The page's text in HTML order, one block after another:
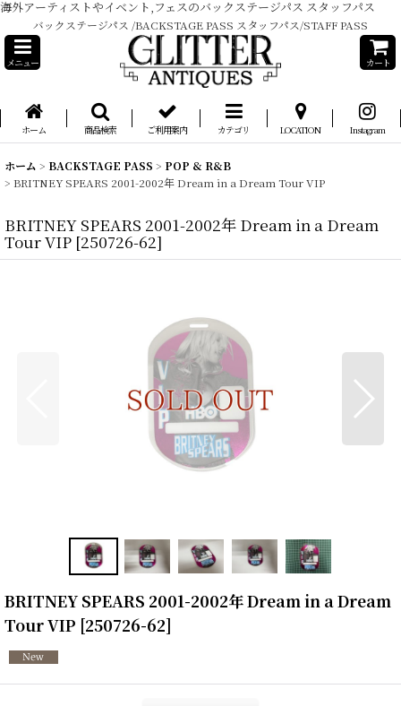
海外アーティストやイベント,フェスのバックステージパス スタッフパス
バックステージパス /BACKSTAGE PASS スタッフパス/STAFF PASS
メニュー カート
ホーム 商品検索 ご利用案内 カテゴリ LOCATION Instagram
ホーム > BACKSTAGE PASS > POP & R&B
> BRITNEY SPEARS 2001-2002年 Dream in a Dream Tour VIP
BRITNEY SPEARS 2001-2002年 Dream in a Dream
Tour VIP [250726-62]
BRITNEY SPEARS 2001-2002年 Dream in a Dream
Tour VIP [250726-62]